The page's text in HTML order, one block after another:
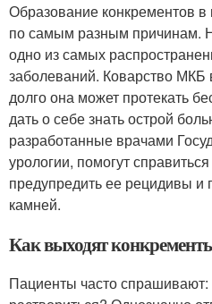
Образование конкрементов в
по самым разным причинам.
одно из самых
заболеваний. Коварство МКБ
долго она может протекать
дать о себе знать острой
разработанные врачами
урологии, помогут
предупредить ее рецидивы и
камней.
Как выходят
Пациенты часто спрашивают: